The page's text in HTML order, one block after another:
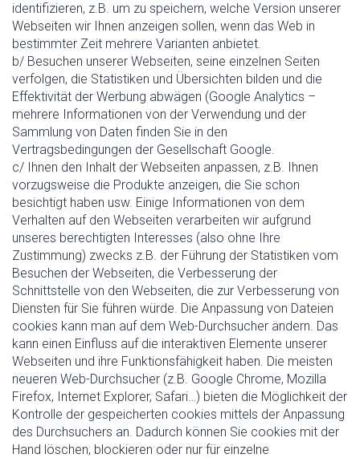
identifizieren, z.B. um zu speichern, welche Version unserer
Webseiten wir Ihnen anzeigen sollen, wenn das Web in
bestimmter Zeit mehrere Varianten anbietet.
b/ Besuchen unserer Webseiten, seine einzelnen Seiten
verfolgen, die Statistiken und Übersichten bilden und die
Effektivität der Werbung abwägen (Google Analytics –
mehrere Informationen von der Verwendung und der
Sammlung von Daten finden Sie in den
Vertragsbedingungen der Gesellschaft Google.
c/ Ihnen den Inhalt der Webseiten anpassen, z.B. Ihnen
vorzugsweise die Produkte anzeigen, die Sie schon
besichtigt haben usw. Einige Informationen von dem
Verhalten auf den Webseiten verarbeiten wir aufgrund
unseres berechtigten Interesses (also ohne Ihre
Zustimmung) zwecks z.B. der Führung der Statistiken vom
Besuchen der Webseiten, die Verbesserung der
Schnittstelle von den Webseiten, die zur Verbesserung von
Diensten für Sie führen würde. Die Anpassung von Dateien
cookies kann man auf dem Web-Durchsucher ändern. Das
kann einen Einfluss auf die interaktiven Elemente unserer
Webseiten und ihre Funktionsfähigkeit haben. Die meisten
neueren Web-Durchsucher (z.B. Google Chrome, Mozilla
Firefox, Internet Explorer, Safari…) bieten die Möglichkeit der
Kontrolle der gespeicherten cookies mittels der Anpassung
des Durchsuchers an. Dadurch können Sie cookies mit der
Hand löschen, blockieren oder nur für einzelne